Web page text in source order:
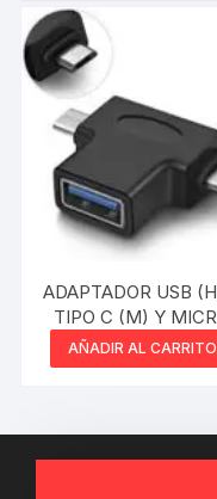
ADAPTADOR USB
TIPO C (M) Y
USB (M)
AÑADIR AL CARRITO